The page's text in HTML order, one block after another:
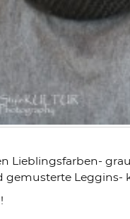
Lieblingsfarben-
gemusterte